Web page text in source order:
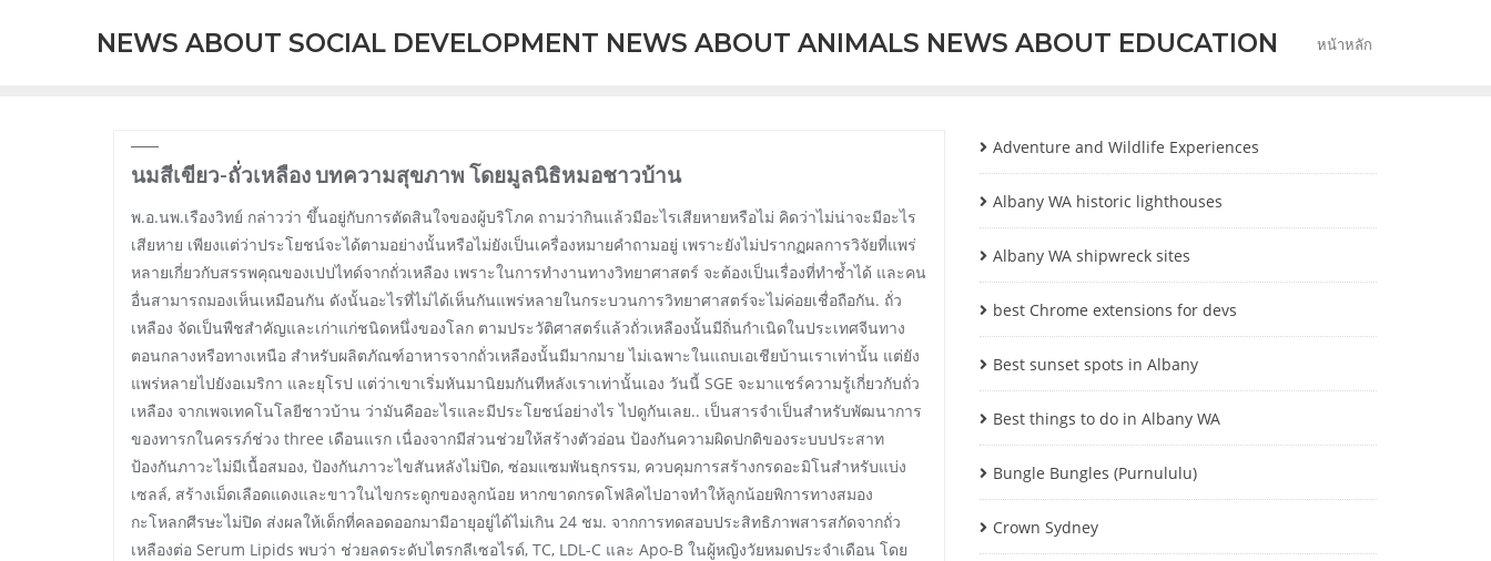
NEWS ABOUT SOCIAL DEVELOPMENT NEWS ABOUT ANIMALS NEWS ABOUT EDUCATION หน้าหลัก
นมสีเขียว-ถั่วเหลือง บทความสุขภาพ โดยมูลนิธิหมอชาวบ้าน
พ.อ.นพ.เรืองวิทย์ กล่าวว่า ขึ้นอยู่กับการตัดสินใจของผู้บริโภค ถามว่ากินแล้วมีอะไรเสียหายหรือไม่ คิดว่าไม่น่าจะมีอะไร
เสียหาย เพียงแต่ว่าประโยชน์จะได้ตามอย่างนั้นหรือไม่ยังเป็นเครื่องหมายคำถามอยู่ เพราะยังไม่ปรากฏผลการวิจัยที่แพร่
หลายเกี่ยวกับสรรพคุณของเปปไทด์จากถั่วเหลือง เพราะในการทำงานทางวิทยาศาสตร์ จะต้องเป็นเรื่องที่ทำซ้ำได้ และคน
อื่นสามารถมองเห็นเหมือนกัน ดังนั้นอะไรที่ไม่ได้เห็นกันแพร่หลายในกระบวนการวิทยาศาสตร์จะไม่ค่อยเชื่อถือกัน. ถั่ว
เหลือง จัดเป็นพืชสำคัญและเก่าแก่ชนิดหนึ่งของโลก ตามประวัติศาสตร์แล้วถั่วเหลืองนั้นมีถิ่นกำเนิดในประเทศจีนทาง
ตอนกลางหรือทางเหนือ สำหรับผลิตภัณฑ์อาหารจากถั่วเหลืองนั้นมีมากมาย ไม่เฉพาะในแถบเอเชียบ้านเราเท่านั้น แต่ยัง
แพร่หลายไปยังอเมริกา และยุโรป แต่ว่าเขาเริ่มหันมานิยมกันทีหลังเราเท่านั้นเอง วันนี้ SGE จะมาแชร์ความรู้เกี่ยวกับถั่ว
เหลือง จากเพจเทคโนโลยีชาวบ้าน ว่ามันคืออะไรและมีประโยชน์อย่างไร ไปดูกันเลย.. เป็นสารจำเป็นสำหรับพัฒนาการ
ของทารกในครรภ์ช่วง three เดือนแรก เนื่องจากมีส่วนช่วยให้สร้างตัวอ่อน ป้องกันความผิดปกติของระบบประสาท
ป้องกันภาวะไม่มีเนื้อสมอง, ป้องกันภาวะไขสันหลังไม่ปิด, ซ่อมแซมพันธุกรรม, ควบคุมการสร้างกรดอะมิโนสำหรับแบ่ง
เซลล์, สร้างเม็ดเลือดแดงและขาวในไขกระดูกของลูกน้อย หากขาดกรดโฟลิคไปอาจทำให้ลูกน้อยพิการทางสมอง
กะโหลกศีรษะไม่ปิด ส่งผลให้เด็กที่คลอดออกมามีอายุอยู่ได้ไม่เกิน 24 ชม. จากการทดสอบประสิทธิภาพสารสกัดจากถั่ว
เหลืองต่อ Serum Lipids พบว่า ช่วยลดระดับไตรกลีเซอไรด์, TC, LDL-C และ Apo-B ในผู้หญิงวัยหมดประจำเดือน โดย
Adventure and Wildlife Experiences
Albany WA historic lighthouses
Albany WA shipwreck sites
best Chrome extensions for devs
Best sunset spots in Albany
Best things to do in Albany WA
Bungle Bungles (Purnululu)
Crown Sydney